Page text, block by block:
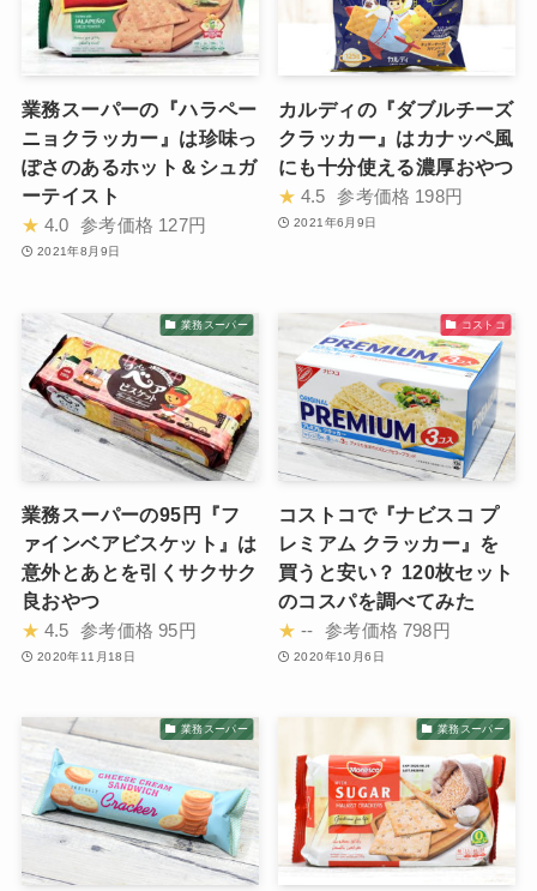
業務スーパーの『ハラペー
ニョクラッカー』は珍味っ
ぽさのあるホット＆シュガ
ーテイスト
★ 4.0 参考価格 127円
2021年8月9日
カルディの『ダブルチーズ
クラッカー』はカナッペ風
にも十分使える濃厚おやつ
★ 4.5 参考価格 198円
2021年6月9日
業務スーパー
業務スーパーの95円『フ
ァインベアビスケット』は
意外とあとを引くサクサク
良おやつ
★ 4.5 参考価格 95円
2020年11月18日
コストコ
コストコで『ナビスコ プ
レミアム クラッカー』を
買うと安い？ 120枚セット
のコスパを調べてみた
★ -- 参考価格 798円
2020年10月6日
業務スーパー 業務スーパー